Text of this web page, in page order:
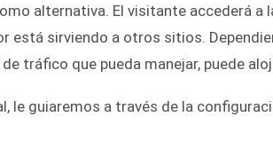
alternativa. El visitante accederá a
está sirviendo a otros sitios.
tráfico que pueda manejar, puede
le guiaremos a través de la